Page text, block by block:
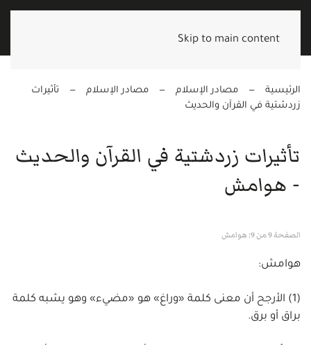
Skip to main content
الرئيسية مصادر الإسلام مصادر الإسلام
تأثيرات
زردشتية في القرآن والحديث
تأثيرات زردشتية في القرآن والحديث
- هوامش
الصفحة 9 من 9: هوامش
هوامش:
(1) الأرجح أن معنى كلمة «وراغ» هو «مضيء» وهو يشبه كلمة
براق أو برق.